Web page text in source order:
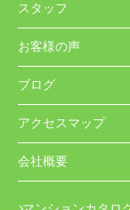
スタッフ
お客様の声
ブログ
アクセスマップ
会社概要